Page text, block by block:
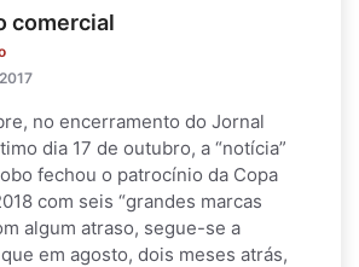
comercial
no encerramento do Jornal
dia 17 de outubro, a “notícia”
fechou o patrocínio da Copa
com seis “grandes marcas
algum atraso, segue-se a
em agosto, dois meses atrás,